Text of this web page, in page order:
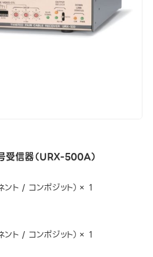
受信器（URX-500A）
ト / コンポジット）× 1
ト / コンポジット）× 1